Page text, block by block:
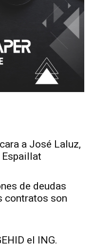
a José Laluz,
Espaillat
de deudas
contratos son
el ING.